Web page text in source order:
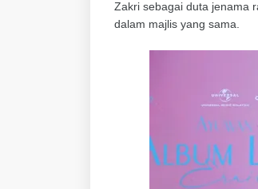
Zakri sebagai duta jenama
dalam majlis yang sama.